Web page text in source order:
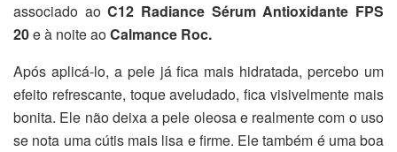
associado aoC12 Radiance Sérum Antioxidante FPS
20e à noite aoCalmance Roc.
Após aplicá-lo, a pele já fica mais hidratada, percebo um
efeito refrescante, toque aveludado, fica visivelmente mais
bonita. Ele não deixa a pele oleosa e realmente com o uso
se nota uma cútis mais lisa e firme. Ele também é uma boa